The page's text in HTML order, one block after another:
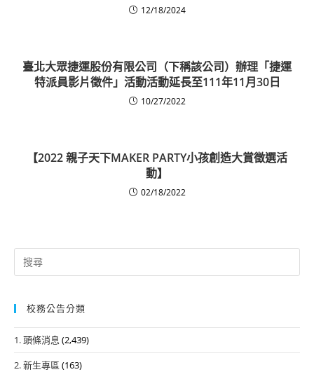
12/18/2024
臺北大眾捷運股份有限公司（下稱該公司）辦理「捷運
特派員影片徵件」活動活動延長至111年11月30日
10/27/2022
【2022 親子天下MAKER PARTY小孩創造大賞徵選活
動】
02/18/2022
Search
for:
校務公告分類
1. 頭條消息 (2,439)
2. 新生專區 (163)